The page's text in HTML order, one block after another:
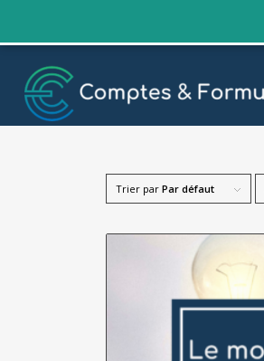
Trier parPar défaut